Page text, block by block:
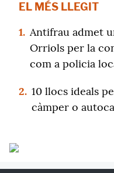
EL MÉS LLEGIT
1. Antifrau admet
Orriols per la
com a policia
2. 10 llocs ideals
càmper o